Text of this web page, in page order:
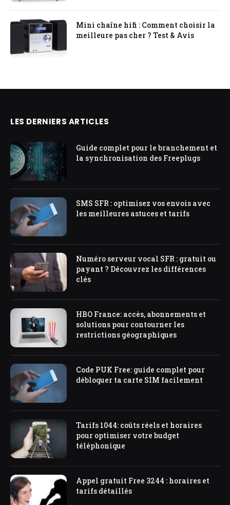
Mini chaîne hifi : Comment choisir la
meilleure pas cher ? Test & Avis
LES DERNIERS ARTICLES
Guide complet pour le branchement et
la synchronisation des Freeplugs
SMS SFR : optimisez vos envois avec
les meilleures astuces et tarifs
Numéro serveur vocal SFR : gratuit ou
payant ? Découvrez les différences
clés
HBO France: accès, abonnements et
solutions pour contourner les
restrictions géographiques
Code PUK Free: guide complet pour
débloquer ta carte SIM facilement
Tarifs 1044: coûts réels et horaires
pour optimiser votre budget
téléphonique
Appel gratuit Free 3244 : horaires et
tarifs détaillés